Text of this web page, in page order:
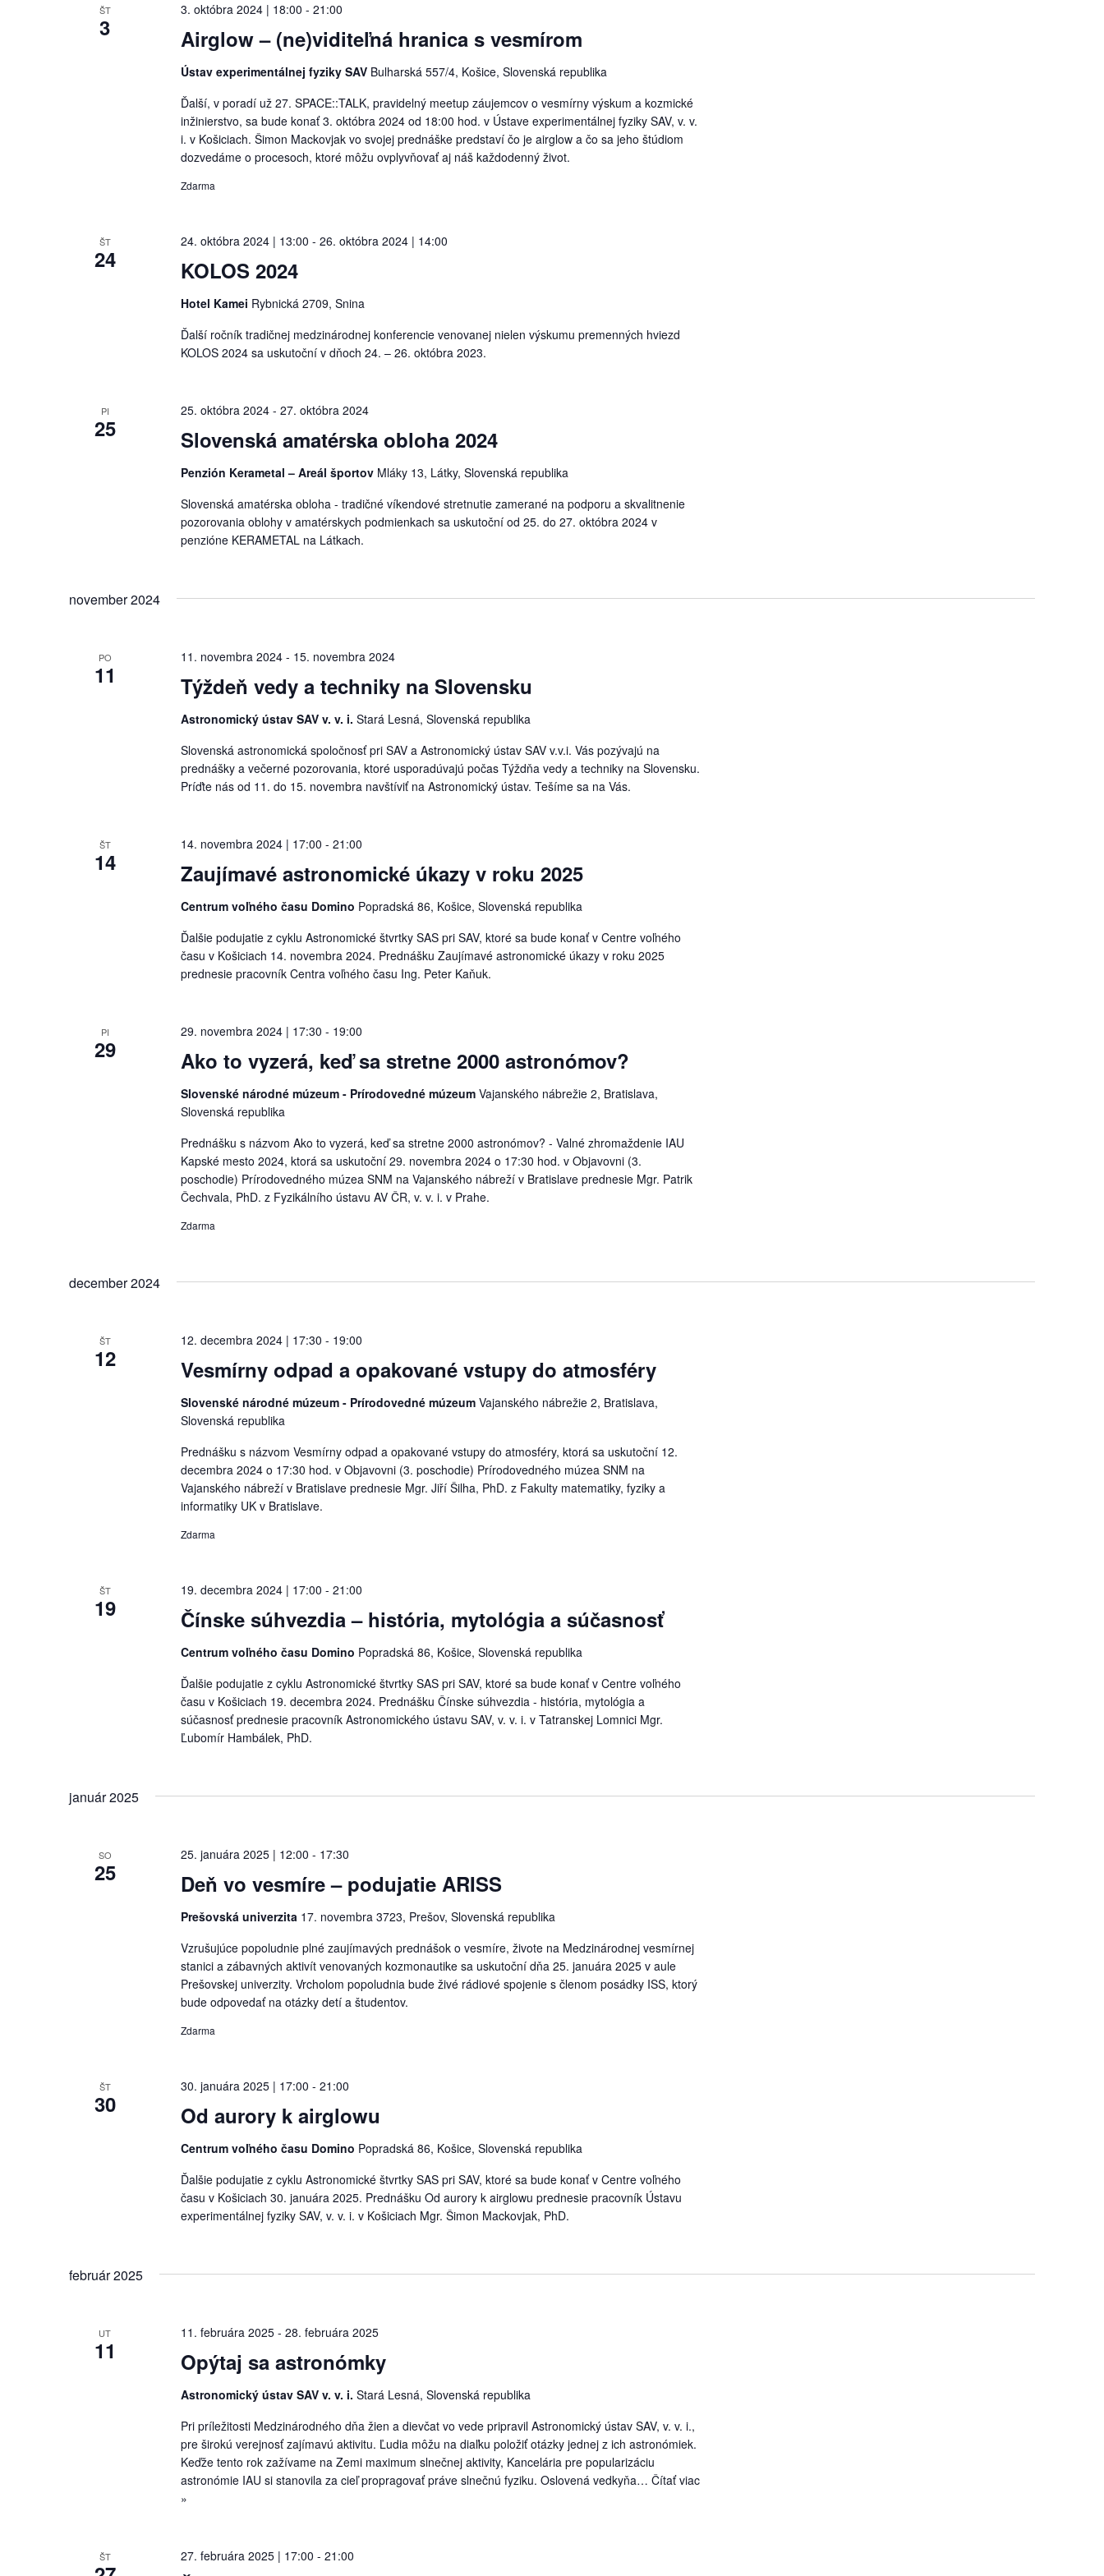
ŠT
3 Airglow – (ne)viditeľná hranica s vesmírom
3. októbra 2024 | 18:00 - 21:00
Ústav experimentálnej fyziky SAV Bulharská 557/4, Košice, Slovenská republika
Ďalší, v poradí už 27. SPACE::TALK, pravidelný meetup záujemcov o vesmírny výskum a kozmické
inžinierstvo, sa bude konať 3. októbra 2024 od 18:00 hod. v Ústave experimentálnej fyziky SAV, v. v.
i. v Košiciach. Šimon Mackovjak vo svojej prednáške predstaví čo je airglow a čo sa jeho štúdiom
dozvedáme o procesoch, ktoré môžu ovplyvňovať aj náš každodenný život.
Zdarma
ŠT
24 KOLOS 2024
24. októbra 2024 | 13:00 - 26. októbra 2024 | 14:00
Hotel Kamei Rybnická 2709, Snina
Ďalší ročník tradičnej medzinárodnej konferencie venovanej nielen výskumu premenných hviezd
KOLOS 2024 sa uskutoční v dňoch 24. – 26. októbra 2023.
PI
25 Slovenská amatérska obloha 2024
25. októbra 2024- 27. októbra 2024
Penzión Kerametal – Areál športov Mláky 13, Látky, Slovenská republika
Slovenská amatérska obloha - tradičné víkendové stretnutie zamerané na podporu a skvalitnenie
pozorovania oblohy v amatérskych podmienkach sa uskutoční od 25. do 27. októbra 2024 v
penzióne KERAMETAL na Látkach.
november 2024
PO
11 Týždeň vedy a techniky na Slovensku
11. novembra 2024- 15. novembra 2024
Astronomický ústav SAV v. v. i. Stará Lesná, Slovenská republika
Slovenská astronomická spoločnosť pri SAV a Astronomický ústav SAV v.v.i. Vás pozývajú na
prednášky a večerné pozorovania, ktoré usporadúvajú počas Týždňa vedy a techniky na Slovensku.
Príďte nás od 11. do 15. novembra navštíviť na Astronomický ústav. Tešíme sa na Vás.
ŠT
14 Zaujímavé astronomické úkazy v roku 2025
14. novembra 2024 | 17:00 - 21:00
Centrum voľného času Domino Popradská 86, Košice, Slovenská republika
Ďalšie podujatie z cyklu Astronomické štvrtky SAS pri SAV, ktoré sa bude konať v Centre voľného
času v Košiciach 14. novembra 2024. Prednášku Zaujímavé astronomické úkazy v roku 2025
prednesie pracovník Centra voľného času Ing. Peter Kaňuk.
PI
29 Ako to vyzerá, keď sa stretne 2000 astronómov?
29. novembra 2024 | 17:30 - 19:00
Slovenské národné múzeum - Prírodovedné múzeum Vajanského nábrežie 2, Bratislava,
Slovenská republika
Prednášku s názvom Ako to vyzerá, keď sa stretne 2000 astronómov? - Valné zhromaždenie IAU
Kapské mesto 2024, ktorá sa uskutoční 29. novembra 2024 o 17:30 hod. v Objavovni (3.
poschodie) Prírodovedného múzea SNM na Vajanského nábreží v Bratislave prednesie Mgr. Patrik
Čechvala, PhD. z Fyzikálního ústavu AV ČR, v. v. i. v Prahe.
Zdarma
december 2024
ŠT
12 Vesmírny odpad a opakované vstupy do atmosféry
12. decembra 2024 | 17:30 - 19:00
Slovenské národné múzeum - Prírodovedné múzeum Vajanského nábrežie 2, Bratislava,
Slovenská republika
Prednášku s názvom Vesmírny odpad a opakované vstupy do atmosféry, ktorá sa uskutoční 12.
decembra 2024 o 17:30 hod. v Objavovni (3. poschodie) Prírodovedného múzea SNM na
Vajanského nábreží v Bratislave prednesie Mgr. Jiří Šilha, PhD. z Fakulty matematiky, fyziky a
informatiky UK v Bratislave.
Zdarma
ŠT
19 Čínske súhvezdia – história, mytológia a súčasnosť
19. decembra 2024 | 17:00 - 21:00
Centrum voľného času Domino Popradská 86, Košice, Slovenská republika
Ďalšie podujatie z cyklu Astronomické štvrtky SAS pri SAV, ktoré sa bude konať v Centre voľného
času v Košiciach 19. decembra 2024. Prednášku Čínske súhvezdia - história, mytológia a
súčasnosť prednesie pracovník Astronomického ústavu SAV, v. v. i. v Tatranskej Lomnici Mgr.
Ľubomír Hambálek, PhD.
január 2025
SO
25 Deň vo vesmíre – podujatie ARISS
25. januára 2025 | 12:00 - 17:30
Prešovská univerzita 17. novembra 3723, Prešov, Slovenská republika
Vzrušujúce popoludnie plné zaujímavých prednášok o vesmíre, živote na Medzinárodnej vesmírnej
stanici a zábavných aktivít venovaných kozmonautike sa uskutoční dňa 25. januára 2025 v aule
Prešovskej univerzity. Vrcholom popoludnia bude živé rádiové spojenie s členom posádky ISS, ktorý
bude odpovedať na otázky detí a študentov.
Zdarma
ŠT
30 Od aurory k airglowu
30. januára 2025 | 17:00 - 21:00
Centrum voľného času Domino Popradská 86, Košice, Slovenská republika
Ďalšie podujatie z cyklu Astronomické štvrtky SAS pri SAV, ktoré sa bude konať v Centre voľného
času v Košiciach 30. januára 2025. Prednášku Od aurory k airglowu prednesie pracovník Ústavu
experimentálnej fyziky SAV, v. v. i. v Košiciach Mgr. Šimon Mackovjak, PhD.
február 2025
UT
11 Opýtaj sa astronómky
11. februára 2025- 28. februára 2025
Astronomický ústav SAV v. v. i. Stará Lesná, Slovenská republika
Pri príležitosti Medzinárodného dňa žien a dievčat vo vede pripravil Astronomický ústav SAV, v. v. i.,
pre širokú verejnosť zajímavú aktivitu. Ľudia môžu na diaľku položiť otázky jednej z ich astronómiek.
Keďže tento rok zažívame na Zemi maximum slnečnej aktivity, Kancelária pre popularizáciu
astronómie IAU si stanovila za cieľ propragovať práve slnečnú fyziku. Oslovená vedkyňa… Čítať viac
»
ŠT 27. februára 2025 | 17:00 - 21:00